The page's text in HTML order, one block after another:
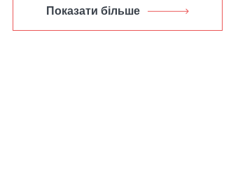
Показати більше